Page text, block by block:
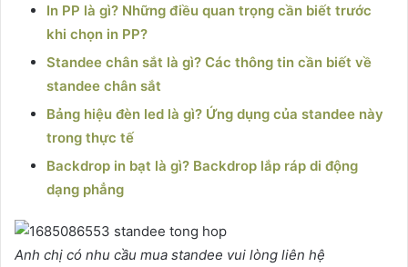
In PP là gì? Những điều quan trọng cần biết trước
khi chọn in PP?
Standee chân sắt là gì? Các thông tin cần biết về
standee chân sắt
Bảng hiệu đèn led là gì? Ứng dụng của standee này
trong thực tế
Backdrop in bạt là gì? Backdrop lắp ráp di động
dạng phẳng
Anh chị có nhu cầu mua standee vui lòng liên hệ